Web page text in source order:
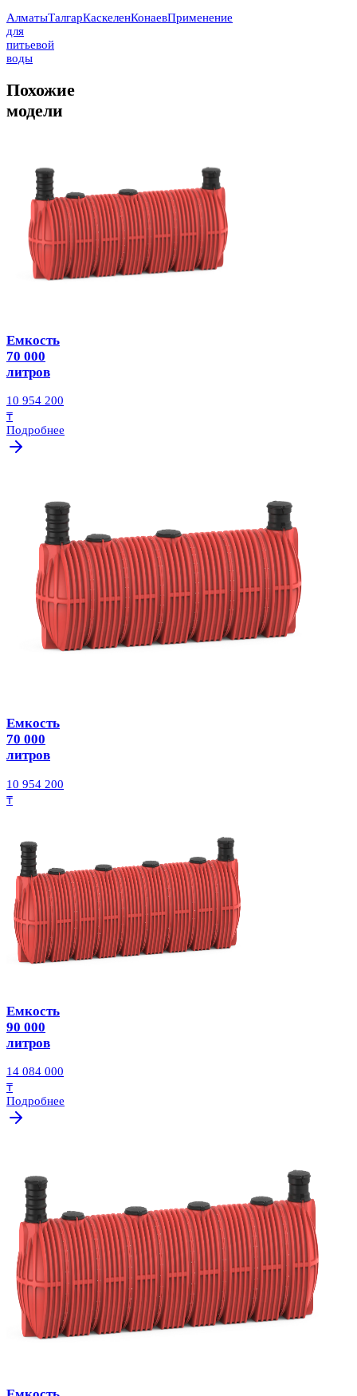
АлматыТалгарКаскеленКонаевПрименение
для
питьевой
воды
Похожие
модели
Емкость
70 000
литров
10 954 200
₸
Подробнее
Емкость
70 000
литров
10 954 200
₸
Емкость
90 000
литров
14 084 000
₸
Подробнее